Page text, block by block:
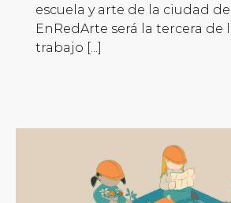
escuela y arte de la ciudad
EnRedArte será la tercera de
trabajo [...]